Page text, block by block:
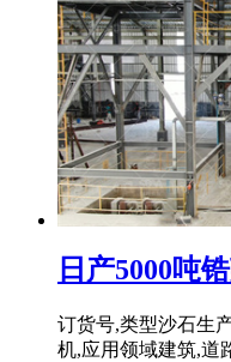
日产5000吨
订货号,类型沙石生
机,应用领域建筑,道